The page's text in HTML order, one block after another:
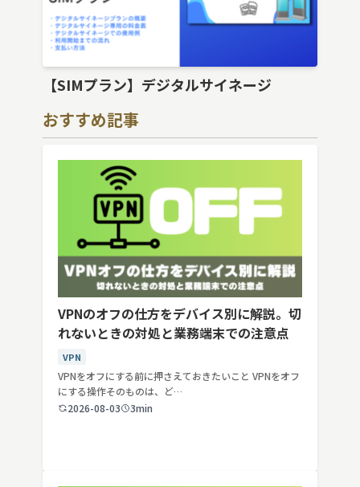
【SIMプラン】デジタルサイネージ
おすすめ記事
VPNのオフの仕方をデバイス別に解説。切
れないときの対処と業務端末での注意点
VPN
VPNをオフにする前に押さえておきたいこと VPNをオフ
にする操作そのものは、ど…
2026-08-03
3min